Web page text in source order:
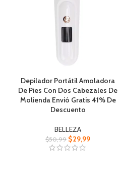
Depilador Portátil Amoladora
De Pies Con Dos Cabezales De
Molienda Envió Gratis 41% De
Descuento
BELLEZA
$50,99 $29,99